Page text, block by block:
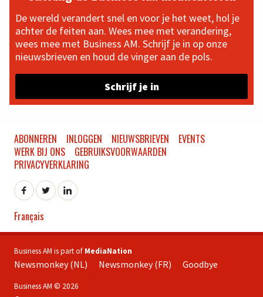
De wereld verandert snel en voor je het weet, hol je
achter de feiten aan. Wees mee met verandering,
wees mee met Business AM. Schrijf je in op onze
nieuwsbrieven en houd de vinger aan de pols.
Schrijf je in
ABONNEREN INLOGGEN NIEUWSBRIEVEN
EVENTS
WERK BIJ ONS
GEBRUIKSVOORWAARDEN
PRIVACYVERKLARING
Français
Business AM is part of MediaNation
Newsmonkey (NL) Newsmonkey (FR) Goodbye
Business AM © 2026